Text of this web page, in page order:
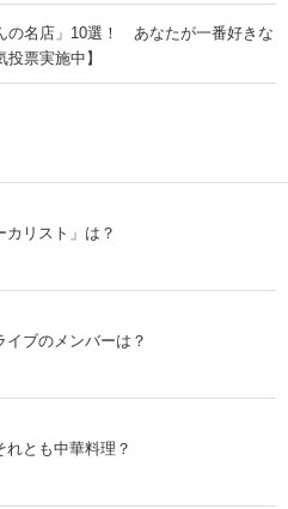
の名店」10選！ あなたが一番好きな
票実施中】
カリスト」は？
ブのメンバーは？
れとも中華料理？